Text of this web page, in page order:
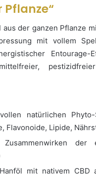
Pflanze“
der ganzen Pflanze
mit vollem
Entourage-
natürlichen Phyto-
Flavonoide, Lipide,
Zusammenwirken der
mit nativem CBD